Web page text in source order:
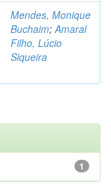
Mendes, Monique
Buchaim;Amaral
Filho, Lúcio
Siqueira
1